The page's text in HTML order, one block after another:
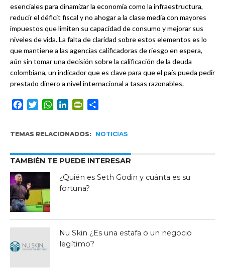
esenciales para dinamizar la economía como la infraestructura,
reducir el déficit fiscal y no ahogar a la clase media con mayores
impuestos que limiten su capacidad de consumo y mejorar sus
niveles de vida. La falta de claridad sobre estos elementos es lo
que mantiene a las agencias calificadoras de riesgo en espera,
aún sin tomar una decisión sobre la calificación de la deuda
colombiana, un indicador que es clave para que el país pueda pedir
prestado dinero a nivel internacional a tasas razonables.
Facebook
TwitterWhatsApp
LinkedInPrintFriendly
TEMAS RELACIONADOS: NOTICIAS
TAMBIÉN TE PUEDE INTERESAR
¿Quién es Seth Godin y cuánta es su
fortuna?
Nu Skin ¿Es una estafa o un negocio
legítimo?